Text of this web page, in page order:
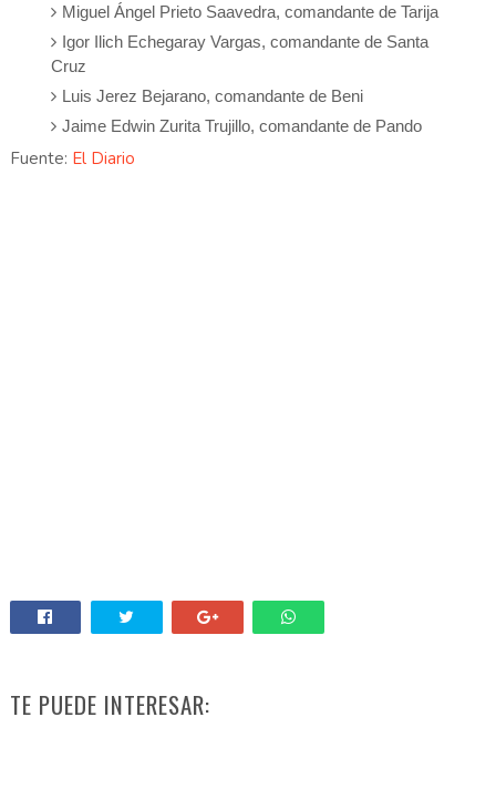
Miguel Ángel Prieto Saavedra, comandante de Tarija
Igor Ilich Echegaray Vargas, comandante de Santa
Cruz
Luis Jerez Bejarano, comandante de Beni
Jaime Edwin Zurita Trujillo, comandante de Pando
Fuente: El Diario
TE PUEDE INTERESAR: